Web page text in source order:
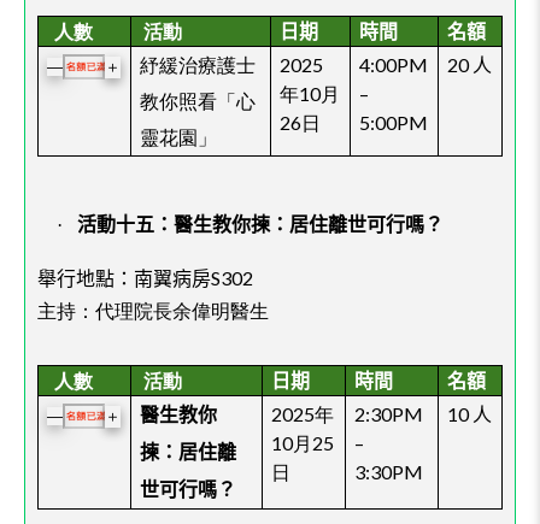
人數 活動 日期 時間 名額
— ＋
紓緩治療護士
教你照看「心
靈花園」
2025
年10月
26日
4:00PM
–
5:00PM
20 人
· 活動十五： 醫生教你揀：居住離世可行嗎？
舉行地點： 南翼病房S302
主持： 代理院長余偉明醫生
人數 活動 日期 時間 名額
— ＋
醫生教你
揀：居住離
世可行嗎？
2025年
10月25
日
2:30PM
–
3:30PM
10 人